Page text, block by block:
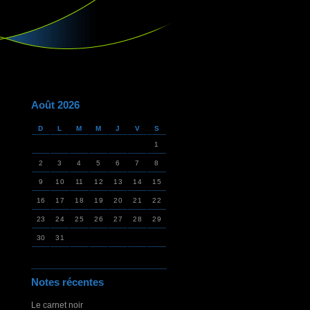
Août 2026
D L M M J V S
1
2 3 4 5 6 7 8
9 10 11 12 13 14 15
16 17 18 19 20 21 22
23 24 25 26 27 28 29
30 31
Notes récentes
Le carnet noir